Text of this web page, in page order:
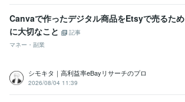
Canvaで作ったデジタル商品をEtsyで売るため
に大切なこと
記事
マネー・副業
シモキタ｜高利益率eBayリサーチのプロ
2026/08/04 11:39